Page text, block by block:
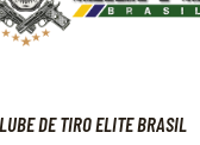
DE TIRO ELITE BRASIL